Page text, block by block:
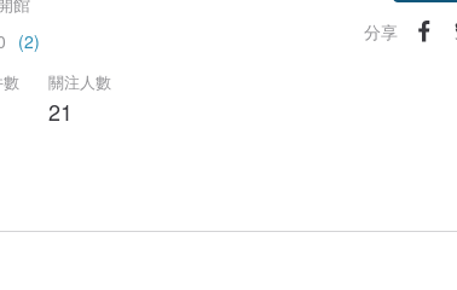
(2)
關注人數
21
分享